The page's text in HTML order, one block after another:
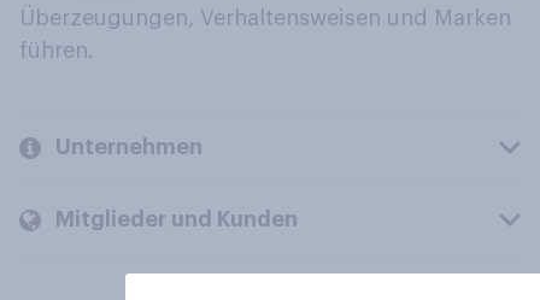
Überzeugungen, Verhaltensweisen und Marken
führen.
Unternehmen
Mitglieder und Kunden